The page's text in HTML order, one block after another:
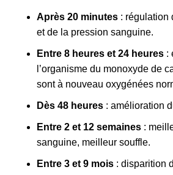
Après 20 minutes : régulation
et de la pression sanguine.
Entre 8 heures et 24 heures :
l’organisme du monoxyde de
sont à nouveau oxygénées
Dès 48 heures : amélioration
Entre 2 et 12 semaines :
sanguine, meilleur souffle.
Entre 3 et 9 mois : disparition